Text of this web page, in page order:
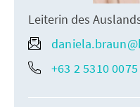
Leiterin des
+63 2 5310 0075